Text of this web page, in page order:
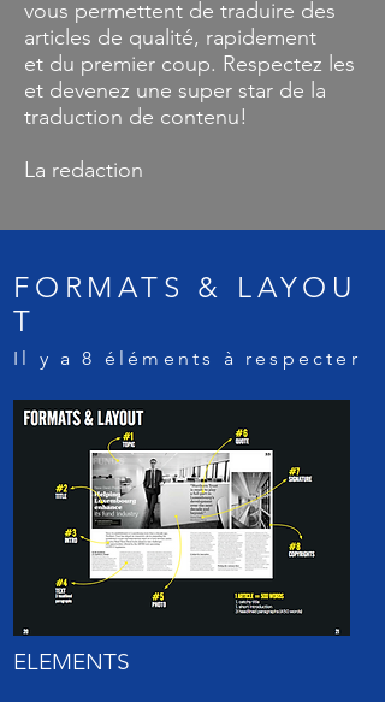
FORMATS & LAYOU
T
Il y a 8 éléments à respecter
​ELEMENTS
vous permettent de traduire des
articles de qualité, rapidement
et du premier coup. Respectez les
et devenez une super star de la
traduction de contenu!
La redaction